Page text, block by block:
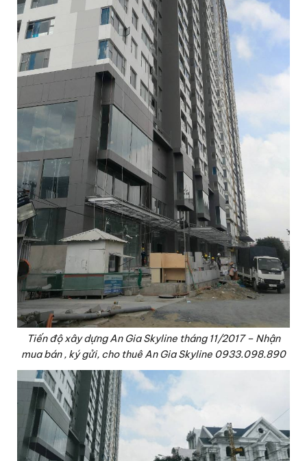
Tiến độ xây dựng An Gia Skyline tháng 11/2017 – Nhận
mua bán , ký gửi, cho thuê An Gia Skyline 0933.098.890